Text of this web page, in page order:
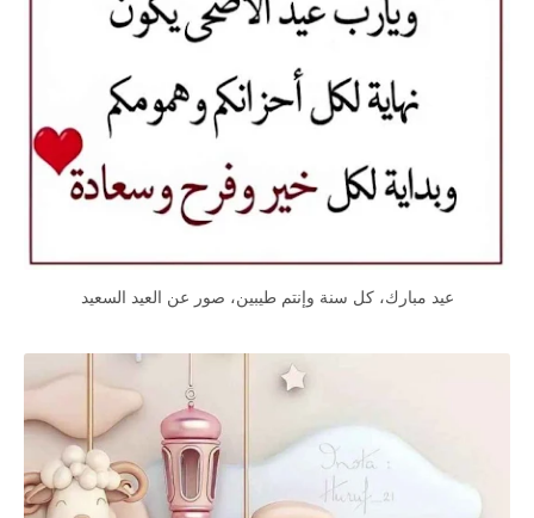
عيد مبارك، كل سنة وإنتم طيبين، صور عن العيد السعيد